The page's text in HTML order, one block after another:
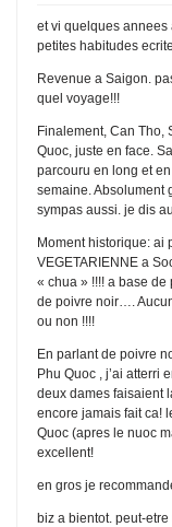
et vi quelques annees
petites habitudes
Revenue a Saigon.
quel voyage!!!
Finalement, Can Tho,
Quoc, juste en face.
parcouru en long et
semaine. Absolument
sympas aussi. je dis
Moment historique: ai
VEGETARIENNE a
« chua » !!!! a base de
de poivre noir….
ou non !!!!
En parlant de poivre
Phu Quoc , j’ai atterri
deux dames faisaient
encore jamais fait ca!
Quoc (apres le nuoc
excellent!
en gros je
biz a bientot. peut-